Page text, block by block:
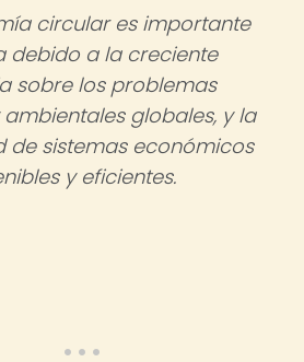
circular es importante
debido a la creciente
sobre los problemas
globales, y la
de sistemas económicos
y eficientes.